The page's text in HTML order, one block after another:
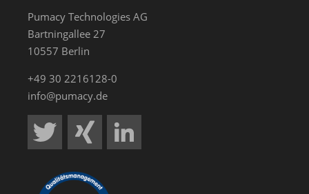
Pumacy Technologies AG
Bartningallee 27
10557 Berlin
+49 30 2216128-0
info@pumacy.de